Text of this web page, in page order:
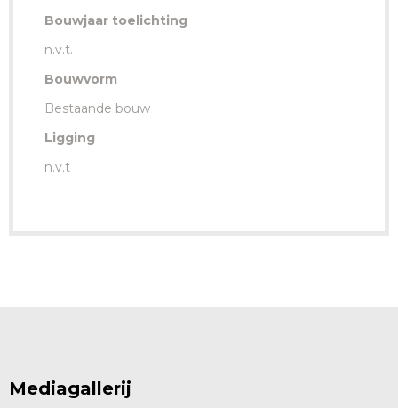
Bouwjaar toelichting
n.v.t.
Bouwvorm
Bestaande bouw
Ligging
n.v.t
Mediagallerij